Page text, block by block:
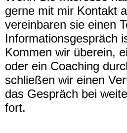
gerne mit mir Kontakt
vereinbaren sie einen
Informationsgespräch
Kommen wir überein,
oder ein Coaching
schließen wir einen
das Gespräch bei
fort.